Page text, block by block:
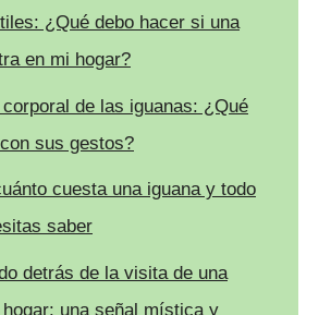
¿Qué debo hacer si una
en mi hogar?
de las iguanas: ¿Qué
sus gestos?
cuesta una iguana y todo
saber
detrás de la visita de una
hogar: una señal mística y